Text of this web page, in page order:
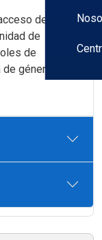
de las
de
de
género en